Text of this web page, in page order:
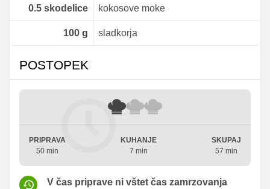
0.5skodelice kokosove moke
100g sladkorja
POSTOPEK
PRIPRAVA
50 min
KUHANJE
7 min
SKUPAJ
57 min
V čas priprave ni vštet čas zamrzovanja